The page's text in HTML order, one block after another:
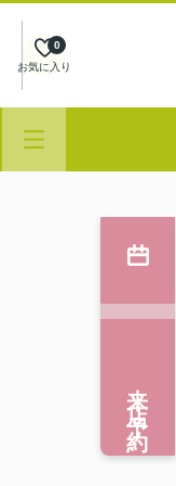
お気に入り
0
来店予約